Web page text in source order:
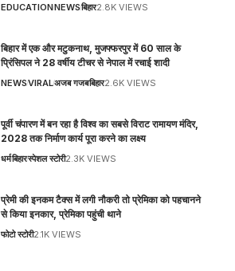
EDUCATIONNEWSबिहार2.8K VIEWS
बिहार में एक और मटुकनाथ, मुजफ्फरपुर में 60 साल के
प्रिंसिपल ने 28 वर्षीय टीचर से नेपाल में रचाई शादी
NEWSVIRALअजब गजबबिहार2.6K VIEWS
पूर्वी चंपारण में बन रहा है विश्व का सबसे विराट रामायण मंदिर,
2028 तक निर्माण कार्य पूरा करने का लक्ष्य
धर्मबिहारस्पेशल स्टोरी2.3K VIEWS
प्रेमी की इनकम टैक्स में लगी नौकरी तो प्रेमिका को पहचानने
से किया इनकार, प्रेमिका पहुंची थाने
फोटो स्टोरी2.1K VIEWS